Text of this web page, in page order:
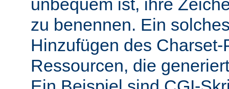
unbequem ist, ihre
zu benennen. Ein
Hinzufügen des
Ressourcen, die